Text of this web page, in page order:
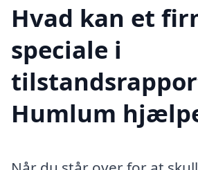
Hvad kan et
speciale i
Humlum